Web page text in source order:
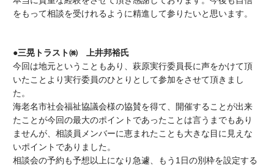
をもって相談を受けれるように精進して参りたいと思います。
●三晃トラスト㈱ 上井邦裕氏
今回は地元ということもあり、萩原実行委員長に声をかけて頂
いたことより実行委員のひとりとして参加をさせて頂きまし
た。
海老名市社会福祉協議会様の協賛を得て、開催することが出来
たことが今回の最大のポイントであったことは言うまでもあり
ませんが、相談員メンバーに恵まれたことも大きな目に見えな
いポイントでありました。
相談会の予約も予想以上になり急遽、もう1日の別枠を設定する